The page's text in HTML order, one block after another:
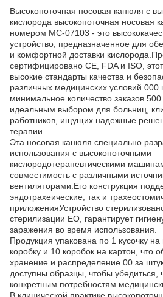
Высокопоточная носовая канюля с
кислорода высокопоточная носовая
номером MC-07103 - это
устройство, предназначенное для
и комфортной доставки
сертифицировано CE, FDA и ISO,
высокие стандарты качества и
различных медицинских условий.000
минимальное количество заказов
идеальным выбором для больниц,
работников, ищущих надежные
терапии.
Эта носовая канюля специально
использования с высокопоточными
кислородотерапевтическими
совместимость с различными
вентиляторами.Его конструкция
эндотрахеические, так и
приложенияУстройство
стерилизации EO, гарантирует
заражения во время использования.
Продукция упакована по 1 кусочку
коробку и 10 коробок на картон, что
хранение и распределение.00 за
доступны образцы, чтобы убедиться,
конкретным потребностям